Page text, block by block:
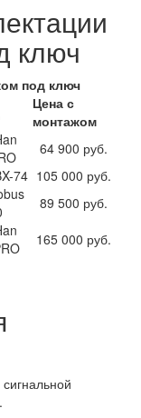
ключ
под ключ
Цена с
монтажом
64 900 руб.
74 105 000 руб.
89 500 руб.
165 000 руб.